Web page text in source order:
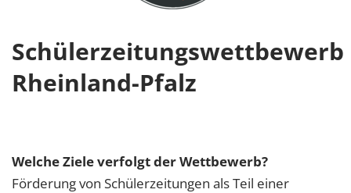
Schülerzeitungswettbewerb
Rheinland-Pfalz
Welche Ziele verfolgt der Wettbewerb?
Förderung von Schülerzeitungen als Teil einer